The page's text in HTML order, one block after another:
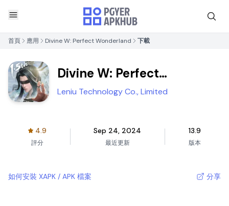
首頁 應用 Divine W: Perfect Wonderland 下載
Divine W: Perfect
Wonderland
Leniu Technology Co., Limited
4.9
評分
Sep 24, 2024
最近更新
13.9
版本
如何安裝 XAPK / APK 檔案 分享